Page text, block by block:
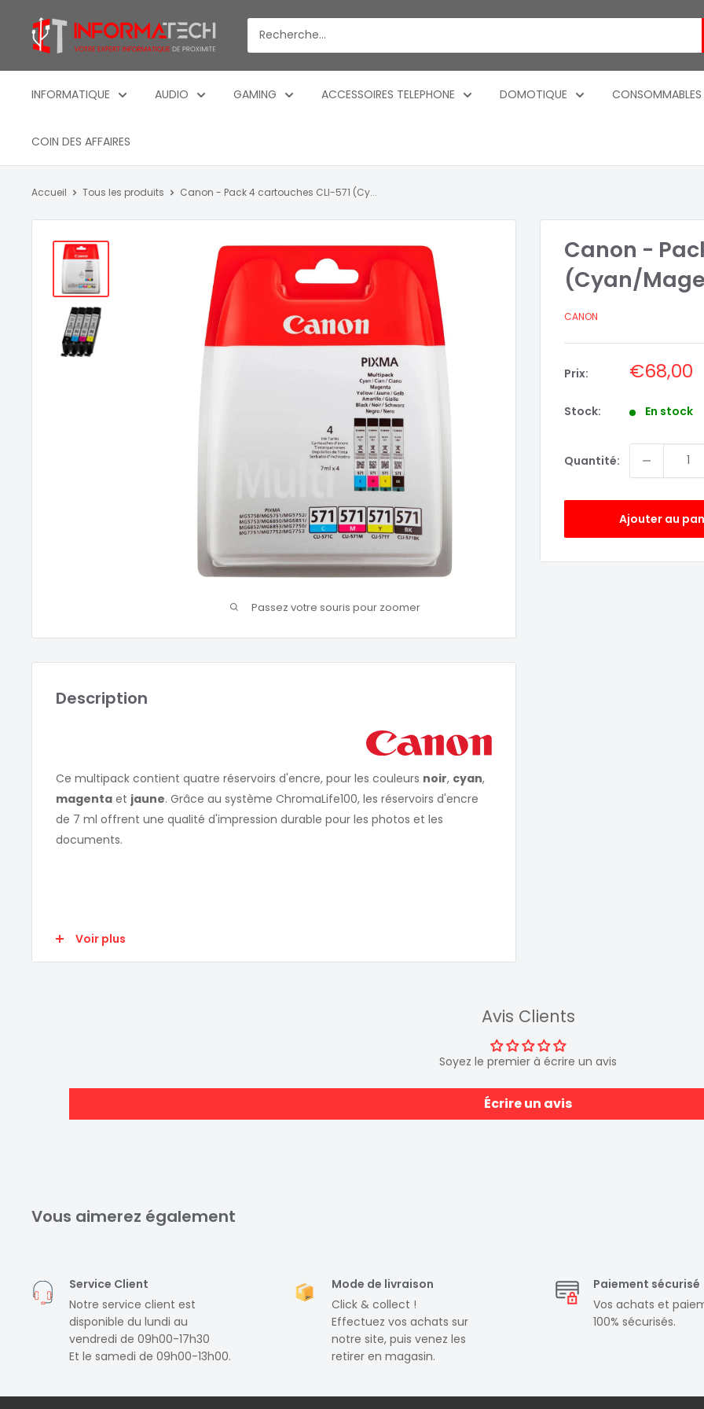
contenu
Informatech
-
expert
proximite
INFORMATIQUE AUDIO GAMING ACCESSOIRES TELEPHONE DOMOTIQUE CONSOMMABLES
COIN DES AFFAIRES
Accueil Tous les produits Canon - Pack 4 cartouches CLI-571 (Cy...
Passez votre souris pour zoomer
Canon -
(Cyan/
CANON
Prix: Prix
réduit
€68,00
Stock: En stock
Quantité:
Ajouter au
Description
Ce multipack contient quatre réservoirs d'encre, pour les couleurs noir, cyan,
magenta et jaune. Grâce au système ChromaLife100, les réservoirs d'encre
de 7 ml offrent une qualité d'impression durable pour les photos et les
documents.
Points forts
L'encre d'origine Canon est 100 % fiable, vous pouvez donc imprimer en
1 réservoir d'encre noire 7 ml - CLI-571BK
1 réservoir d'encre jaune 7 ml - CLI-571J
Voir plus
Avis Clients
Soyez le premier à écrire un avis
Écrire un avis
Vous aimerez également
Service Client
Notre service client est
disponible du lundi au
vendredi de 09h00-17h30
Et le samedi de 09h00-13h00.
Mode de livraison
Click & collect !
Effectuez vos achats sur
notre site, puis venez les
retirer en magasin.
Paiement sécurisé
Vos achats et
100% sécurisés.